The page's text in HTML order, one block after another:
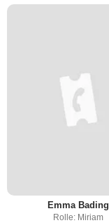
Emma Bading
Rolle: Miriam